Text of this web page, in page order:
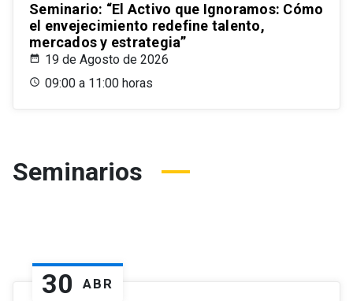
Seminario: “El Activo que Ignoramos: Cómo
el envejecimiento redefine talento,
mercados y estrategia”
19 de Agosto de 2026
09:00 a 11:00 horas
Seminarios
30 ABR